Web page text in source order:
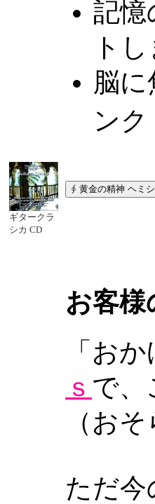
ギタークラ
シカ CD
記憶
トし
脳
ンク
お客様
「お
ｓ で、
（おそ
ただ今